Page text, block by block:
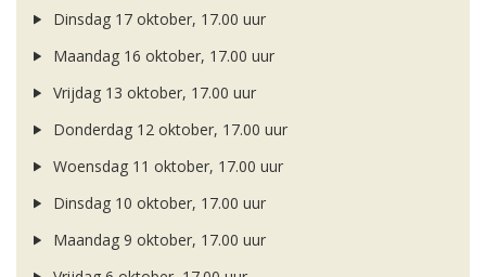
Dinsdag 17 oktober, 17.00 uur
Maandag 16 oktober, 17.00 uur
Vrijdag 13 oktober, 17.00 uur
Donderdag 12 oktober, 17.00 uur
Woensdag 11 oktober, 17.00 uur
Dinsdag 10 oktober, 17.00 uur
Maandag 9 oktober, 17.00 uur